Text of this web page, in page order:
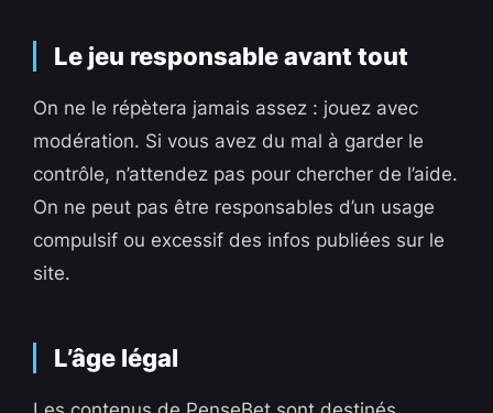
Le jeu responsable avant tout
On ne le répètera jamais assez : jouez avec
modération. Si vous avez du mal à garder le
contrôle, n’attendez pas pour chercher de l’aide.
On ne peut pas être responsables d’un usage
compulsif ou excessif des infos publiées sur le
site.
L’âge légal